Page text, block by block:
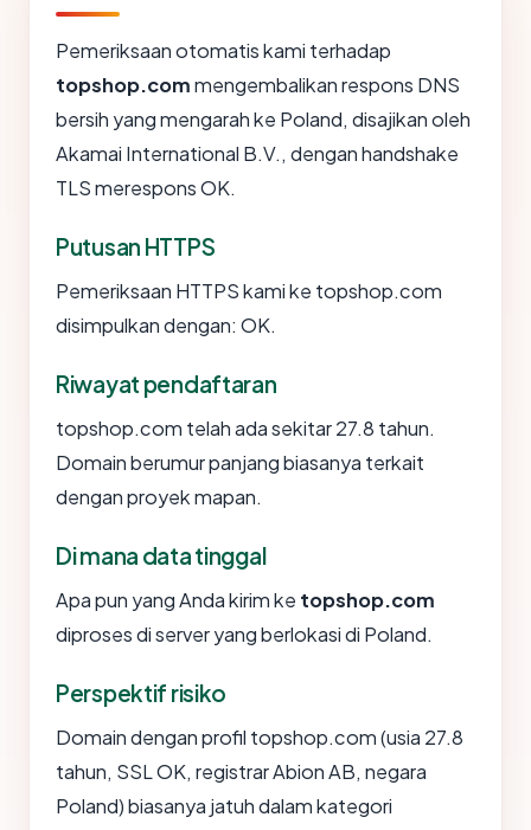
Pemeriksaan otomatis kami terhadap
topshop.commengembalikan respons DNS
bersih yang mengarah ke Poland, disajikan oleh
Akamai International B.V., dengan handshake
TLS merespons OK.
Putusan HTTPS
Pemeriksaan HTTPS kami ke topshop.com
disimpulkan dengan: OK.
Riwayat pendaftaran
topshop.com telah ada sekitar 27.8 tahun.
Domain berumur panjang biasanya terkait
dengan proyek mapan.
Di mana data tinggal
Apa pun yang Anda kirim ke topshop.com
diproses di server yang berlokasi di Poland.
Perspektif risiko
Domain dengan profil topshop.com (usia 27.8
tahun, SSL OK, registrar Abion AB, negara
Poland) biasanya jatuh dalam kategori